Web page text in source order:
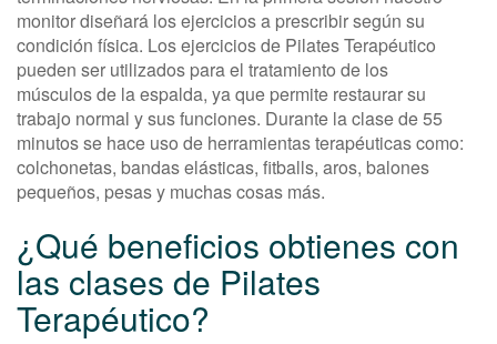
monitor diseñará los ejercicios a prescribir según su
condición física. Los ejercicios de Pilates Terapéutico
pueden ser utilizados para el tratamiento de los
músculos de la espalda, ya que permite restaurar su
trabajo normal y sus funciones. Durante la clase de 55
minutos se hace uso de herramientas terapéuticas como:
colchonetas, bandas elásticas, fitballs, aros, balones
pequeños, pesas y muchas cosas más.
¿Qué beneficios obtienes con
las clases de Pilates
Terapéutico?